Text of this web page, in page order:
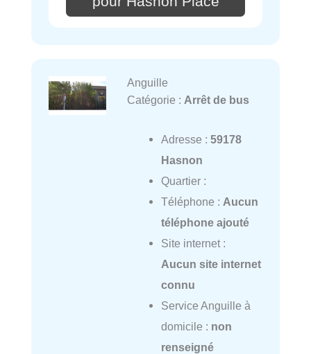
Anguille
Catégorie : Arrêt de bus
Adresse : 59178
Hasnon
Quartier :
Téléphone : Aucun
téléphone ajouté
Site internet :
Aucun site internet
connu
Service Anguille à
domicile : non
renseigné